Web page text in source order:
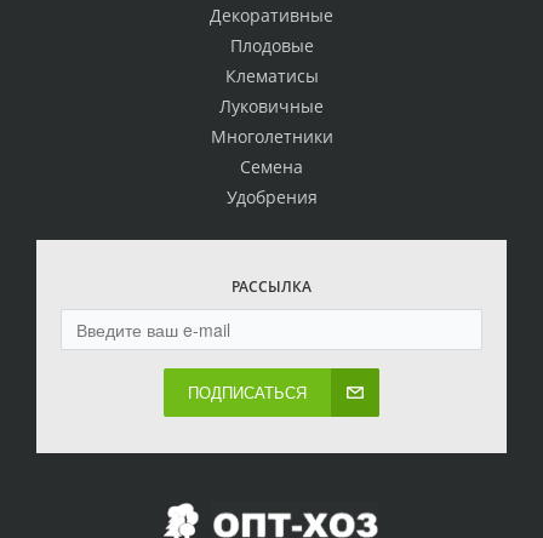
Декоративные
Плодовые
Клематисы
Луковичные
Многолетники
Семена
Удобрения
РАССЫЛКА
ПОДПИСАТЬСЯ